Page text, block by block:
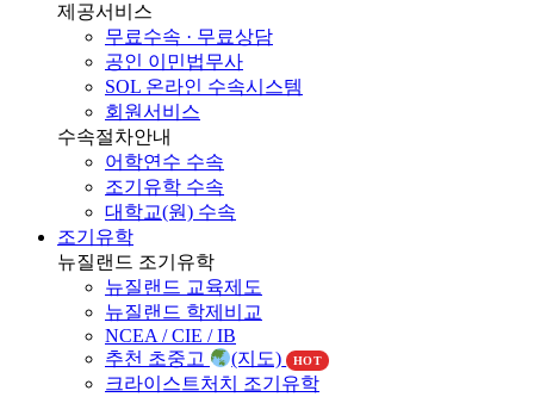
무료수속 · 무료상담
공인 이민법무사
SOL 온라인 수속시스템
회원서비스
수속절차안내
어학연수 수속
조기유학 수속
대학교(원) 수속
조기유학
뉴질랜드 조기유학
뉴질랜드 교육제도
뉴질랜드 학제비교
NCEA / CIE / IB
추천 초중고
(지도)
크라이스트처치 조기유학
SOL 조기유학